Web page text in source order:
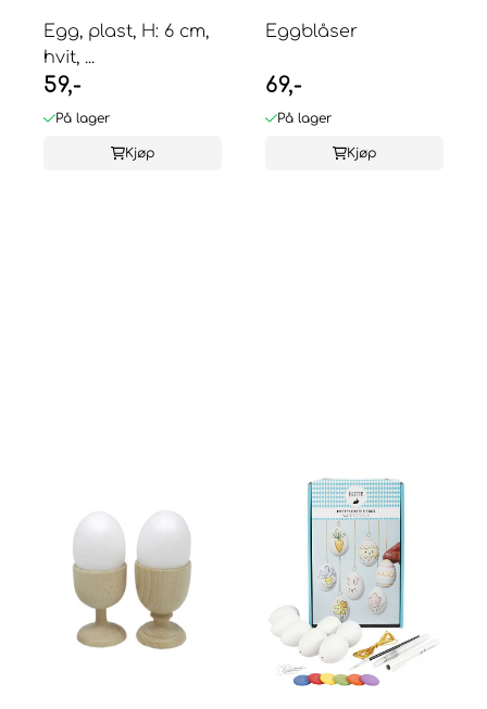
Egg, plast, H: 6 cm,
hvit, ...
59,-
På lager
Kjøp
Eggblåser
69,-
På lager
Kjøp